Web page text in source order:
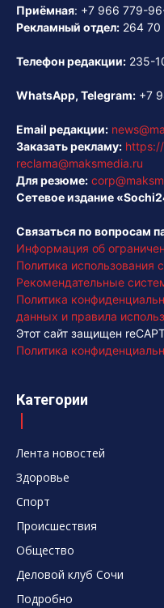
Приёмная: +7 966 779-
Рекламный отдел: 264 70
Телефон редакции: 235-
WhatsApp, Telegram: +7
Email редакции:
Заказать рекламу:
reclama@maksmedia.ru
Для резюме:
Сетевое издание
Связаться по вопросам
Информация об
Политика использования
Рекомендательные
Политика
данных и правила
Этот сайт защищен
Политика
Категории
Лента новостей
Здоровье
Спорт
Происшествия
Общество
Деловой клуб Сочи
Подробно